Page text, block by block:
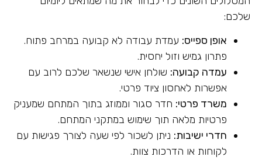
שלכם:
אופן ספייס: עמדת עבודה לא קבועה במרחב פתוח.
פתרון גמיש וזול יחסית.
עמדה קבועה: שולחן אישי שנשאר שלכם לרוב עם
אפשרות לאחסון ציוד פרטי.
משרד פרטי: חדר סגור וממוזג בתוך המתחם שמעניק
פרטיות מלאה תוך שימוש במתקני המתחם.
חדרי ישיבות: ניתן לשכור לפי שעה לצורך פגישות עם
לקוחות או הדרכות צוות.